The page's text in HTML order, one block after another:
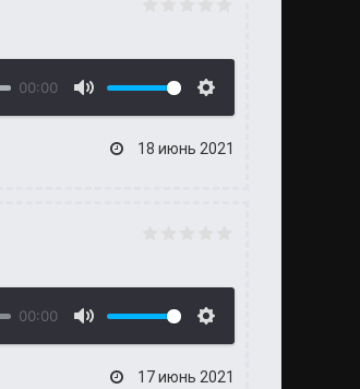
00:00
18 июнь 2021
00:00
17 июнь 2021